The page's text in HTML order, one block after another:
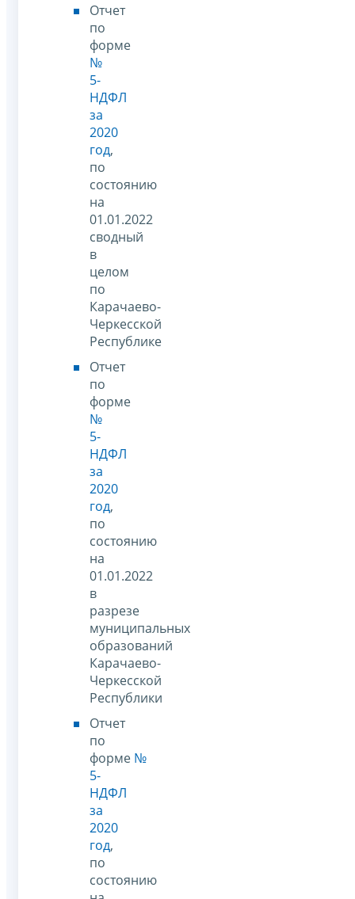
Отчет
по
форме
№
5-
НДФЛ
за
2020
год,
по
состоянию
на
01.01.2022
сводный
в
целом
по
Карачаево-
Черкесской
Республике
Отчет
по
форме
№
5-
НДФЛ
за
2020
год,
по
состоянию
на
01.01.2022
в
разрезе
муниципальных
образований
Карачаево-
Черкесской
Республики
Отчет
по
форме №
5-
НДФЛ
за
2020
год,
по
состоянию